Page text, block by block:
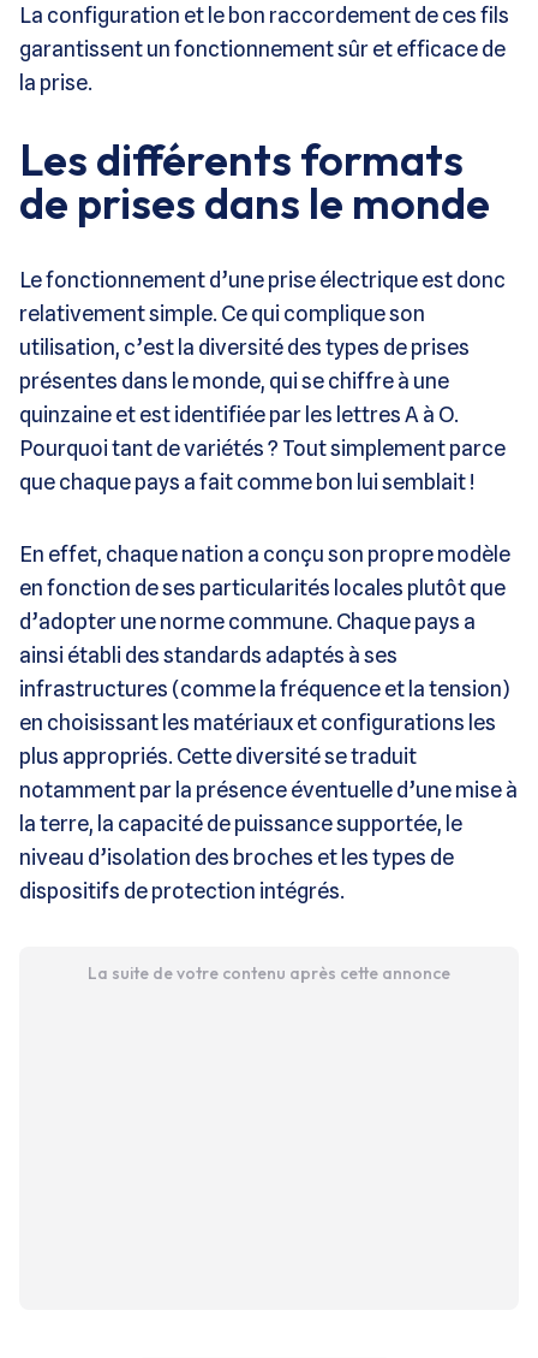
La configuration et le bon raccordement de ces fils
garantissent un fonctionnement sûr et efficace de
la prise.
Les différents formats
de prises dans le monde
Le fonctionnement d’une prise électrique est donc
relativement simple. Ce qui complique son
utilisation, c’est la diversité des types de prises
présentes dans le monde, qui se chiffre à une
quinzaine et est identifiée par les lettres A à O.
Pourquoi tant de variétés ? Tout simplement parce
que chaque pays a fait comme bon lui semblait !
En effet, chaque nation a conçu son propre modèle
en fonction de ses particularités locales plutôt que
d’adopter une norme commune. Chaque pays a
ainsi établi des standards adaptés à ses
infrastructures (comme la fréquence et la tension)
en choisissant les matériaux et configurations les
plus appropriés. Cette diversité se traduit
notamment par la présence éventuelle d’une mise à
la terre, la capacité de puissance supportée, le
niveau d’isolation des broches et les types de
dispositifs de protection intégrés.
La suite de votre contenu après cette annonce